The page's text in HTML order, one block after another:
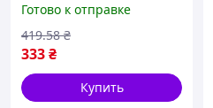
для удаления катышков с
лезвиями, пластик, 3 Вт,
Аккумулятор, Сеть
Готово к отправке
333₴
419.58 ₴
Купить